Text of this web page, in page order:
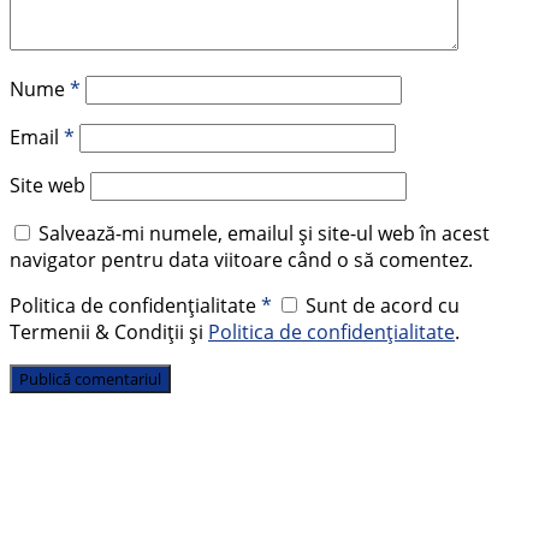
Nume*
Email *
Site web
Salvează-mi numele, emailul și site-ul web în acest
navigator pentru data viitoare când o să comentez.
Politica de confidențialitate*
Sunt de acord cu
Termenii & Condiții și Politica de confidențialitate.